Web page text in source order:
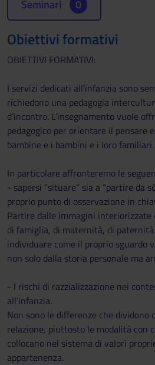
Seminari 0
Obiettivi formativi
OBIETTIVI FORMATIVI:
I servizi dedicati all’infanzia sono
richiedono una pedagogia
d’incontro. L’insegnamento vuole
pedagogico per orientare il pensare
bambine e i bambini e i loro familiari.
In particolare affronteremo le
- sapersi “situare” sia a “partire da
proprio punto di osservazione in
Partire dalle immagini
di famiglia, di maternità, di
individuare come il proprio sguardo
non solo dalla storia personale ma
- I rischi di razzializzazione nei
all’infanzia.
Non sono le differenze che dividono
relazione, piuttosto le modalità con
collocano nel sistema di valori
appartenenza.